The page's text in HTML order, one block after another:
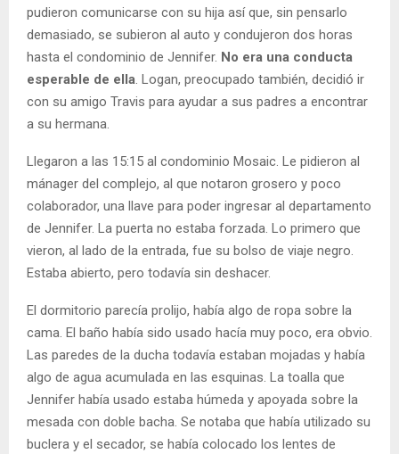
pudieron comunicarse con su hija así que, sin pensarlo
demasiado, se subieron al auto y condujeron dos horas
hasta el condominio de Jennifer. No era una conducta
esperable de ella. Logan, preocupado también, decidió ir
con su amigo Travis para ayudar a sus padres a encontrar
a su hermana.
Llegaron a las 15:15 al condominio Mosaic. Le pidieron al
mánager del complejo, al que notaron grosero y poco
colaborador, una llave para poder ingresar al departamento
de Jennifer. La puerta no estaba forzada. Lo primero que
vieron, al lado de la entrada, fue su bolso de viaje negro.
Estaba abierto, pero todavía sin deshacer.
El dormitorio parecía prolijo, había algo de ropa sobre la
cama. El baño había sido usado hacía muy poco, era obvio.
Las paredes de la ducha todavía estaban mojadas y había
algo de agua acumulada en las esquinas. La toalla que
Jennifer había usado estaba húmeda y apoyada sobre la
mesada con doble bacha. Se notaba que había utilizado su
buclera y el secador, se había colocado los lentes de